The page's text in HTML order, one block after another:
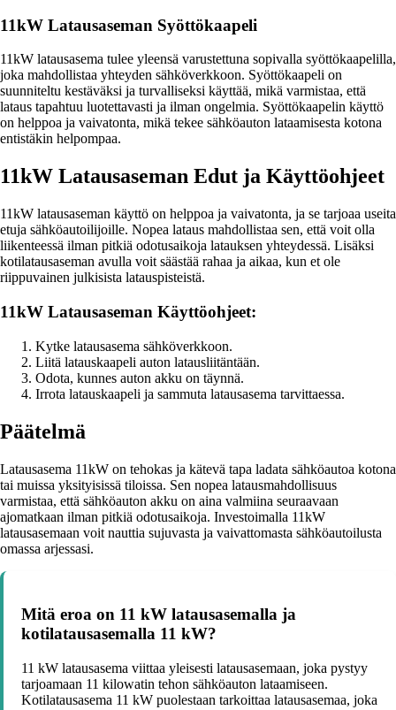
11kW Latausaseman Syöttökaapeli
11kW latausasema tulee yleensä varustettuna sopivalla syöttökaapelilla,
joka mahdollistaa yhteyden sähköverkkoon. Syöttökaapeli on
suunniteltu kestäväksi ja turvalliseksi käyttää, mikä varmistaa, että
lataus tapahtuu luotettavasti ja ilman ongelmia. Syöttökaapelin käyttö
on helppoa ja vaivatonta, mikä tekee sähköauton lataamisesta kotona
entistäkin helpompaa.
11kW Latausaseman Edut ja Käyttöohjeet
11kW latausaseman käyttö on helppoa ja vaivatonta, ja se tarjoaa useita
etuja sähköautoilijoille. Nopea lataus mahdollistaa sen, että voit olla
liikenteessä ilman pitkiä odotusaikoja latauksen yhteydessä. Lisäksi
kotilatausaseman avulla voit säästää rahaa ja aikaa, kun et ole
riippuvainen julkisista latauspisteistä.
11kW Latausaseman Käyttöohjeet:
Kytke latausasema sähköverkkoon.
Liitä latauskaapeli auton latausliitäntään.
Odota, kunnes auton akku on täynnä.
Irrota latauskaapeli ja sammuta latausasema tarvittaessa.
Päätelmä
Latausasema 11kW on tehokas ja kätevä tapa ladata sähköautoa kotona
tai muissa yksityisissä tiloissa. Sen nopea latausmahdollisuus
varmistaa, että sähköauton akku on aina valmiina seuraavaan
ajomatkaan ilman pitkiä odotusaikoja. Investoimalla 11kW
latausasemaan voit nauttia sujuvasta ja vaivattomasta sähköautoilusta
omassa arjessasi.
Mitä eroa on 11 kW latausasemalla ja
kotilatausasemalla 11 kW?
11 kW latausasema viittaa yleisesti latausasemaan, joka pystyy
tarjoamaan 11 kilowatin tehon sähköauton lataamiseen.
Kotilatausasema 11 kW puolestaan tarkoittaa latausasemaa, joka